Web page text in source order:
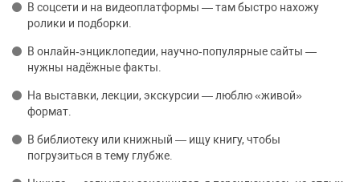
В соцсети и на видеоплатформы — там быстро нахожу
ролики и подборки.
В онлайн‑энциклопедии, научно‑популярные сайты —
нужны надёжные факты.
На выставки, лекции, экскурсии — люблю «живой»
формат.
В библиотеку или книжный — ищу книгу, чтобы
погрузиться в тему глубже.